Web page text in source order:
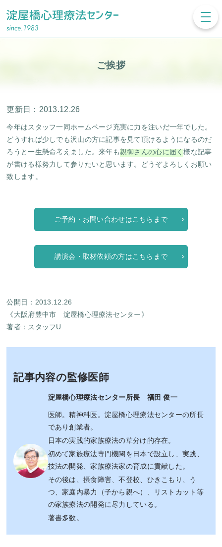
ご挨拶
更新日：2013.12.26
今年はスタッフ一同ホームページ充実に力を注いだ一年でした。
どうすれば少しでも沢山の方に記事を見て頂けるようになるのだ
ろうと一生懸命考えました。来年も親御さんの心に届く様な記事
が書ける様努力して参りたいと思います。どうぞよろしくお願い
致します。
ご予約・お問い合わせはこちらまで
講演会・取材依頼の方はこちらまで
公開日：2013.12.26
《大阪府豊中市 淀屋橋心理療法センター》
著者： スタッフU
記事内容の監修医師
淀屋橋心理療法センター所長 福田 俊一
医師。精神科医。淀屋橋心理療法センターの所長
であり創業者。
日本の実践的家族療法の草分け的存在。
初めて家族療法専門機関を日本で設立し、実践、
技法の開発、家族療法家の育成に貢献した。
その後は、摂食障害、不登校、ひきこもり、う
つ、家庭内暴力（子から親へ）、リストカット等
の家族療法の開発に尽力している。
著書多数。